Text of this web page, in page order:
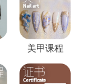
美甲课程